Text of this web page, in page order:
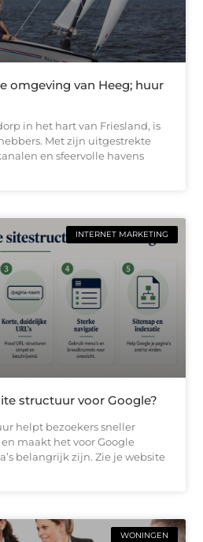
omgeving van Heeg; huur
in het hart van Friesland, is
Met zijn uitgestrekte
en sfeervolle havens
INTERNET MARKETING
structuur voor Google?
helpt bezoekers sneller
maakt het voor Google
belangrijk zijn. Zie je website
WONINGEN